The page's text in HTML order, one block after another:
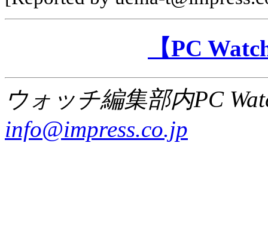
【PC
ウォッチ編集部内PC
info@impress.co.jp